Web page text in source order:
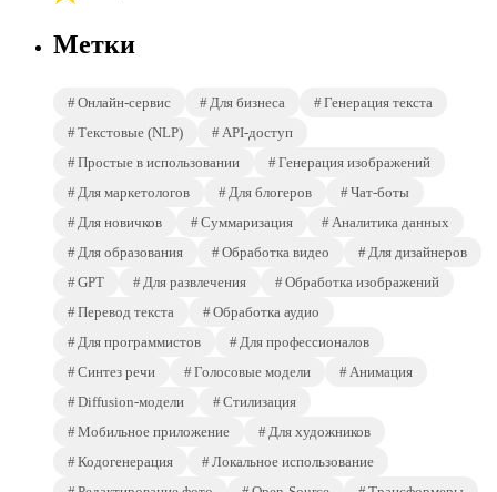
Метки
Онлайн-сервис Для бизнеса
Генерация текста
Текстовые (NLP)
API-доступ
Простые в использовании
Генерация изображений
Для маркетологов
Для блогеров
Чат-боты
Для новичков
Суммаризация
Аналитика данных
Для образования
Обработка видео
Для дизайнеров
GPT
Для развлечения
Обработка изображений
Перевод текста
Обработка аудио
Для программистов
Для профессионалов
Синтез речи
Голосовые модели
Анимация
Diffusion-модели
Стилизация
Мобильное приложение
Для художников
Кодогенерация
Локальное использование